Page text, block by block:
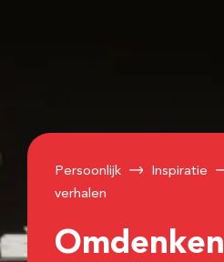
Persoonlijk Inspiratie
verhalen
Omdenken